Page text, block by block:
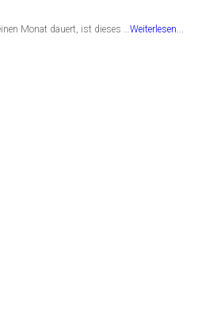
Monat dauert, ist dieses …Weiterlesen...